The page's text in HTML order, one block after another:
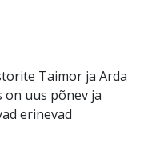
Taimor ja Arda
on uus põnev ja
erinevad